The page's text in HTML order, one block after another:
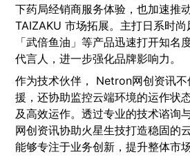
下药局经销商服务体验，也加速推
TAIZAKU 市场拓展。主打日系时
「武倍鱼油」等产品迅速打开知名
代言人，进一步强化品牌影响力。
作为技术伙伴， Netron网创资讯
援，还协助监控云端环境的运作状
及高效运作。透过专业的技术谘询
网创资讯协助火星生技打造稳固的
能够专注于业务创新，提升整体市